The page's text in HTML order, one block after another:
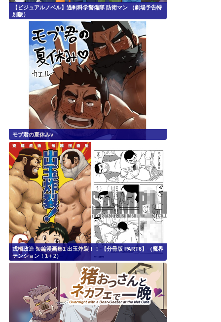
【ビジュアルノベル】過剰科学警備隊 防衛マン （劇場予告特
別版）
モブ君の夏休みv
戎橋政造 短編漫画集1 出玉炸裂！！ 【分冊版 PART6】（魔界
テンション！1＋2）